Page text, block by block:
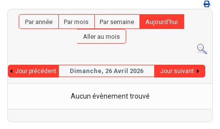
Par année Par mois Par semaine
Aujourd'hui
Aller au mois
Jour précédent Dimanche, 26 Avril 2026 Jour suivant
Aucun évènement trouvé